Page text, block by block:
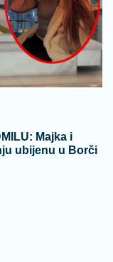
Majka i
ubijenu u Borči